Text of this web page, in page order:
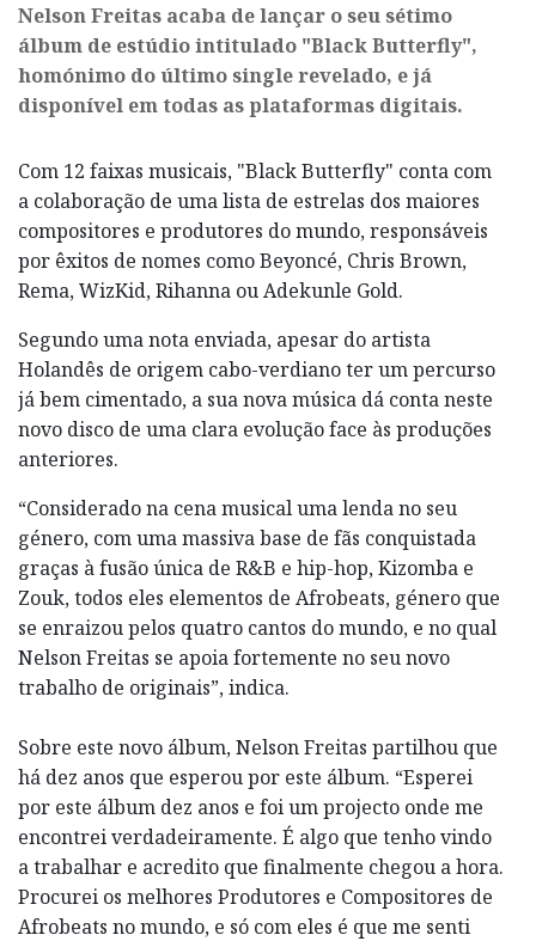
Nelson Freitas acaba de lançar o seu sétimo
álbum de estúdio intitulado "Black Butterfly",
homónimo do último single revelado, e já
disponível em todas as plataformas digitais.
Com 12 faixas musicais, "Black Butterfly" conta com
a colaboração de uma lista de estrelas dos maiores
compositores e produtores do mundo, responsáveis
por êxitos de nomes como Beyoncé, Chris Brown,
Rema, WizKid, Rihanna ou Adekunle Gold.
Segundo uma nota enviada, apesar do artista
Holandês de origem cabo-verdiano ter um percurso
já bem cimentado, a sua nova música dá conta neste
novo disco de uma clara evolução face às produções
anteriores.
“Considerado na cena musical uma lenda no seu
género, com uma massiva base de fãs conquistada
graças à fusão única de R&B e hip-hop, Kizomba e
Zouk, todos eles elementos de Afrobeats, género que
se enraizou pelos quatro cantos do mundo, e no qual
Nelson Freitas se apoia fortemente no seu novo
trabalho de originais”, indica.
Sobre este novo álbum, Nelson Freitas partilhou que
há dez anos que esperou por este álbum. “Esperei
por este álbum dez anos e foi um projecto onde me
encontrei verdadeiramente. É algo que tenho vindo
a trabalhar e acredito que finalmente chegou a hora.
Procurei os melhores Produtores e Compositores de
Afrobeats no mundo, e só com eles é que me senti